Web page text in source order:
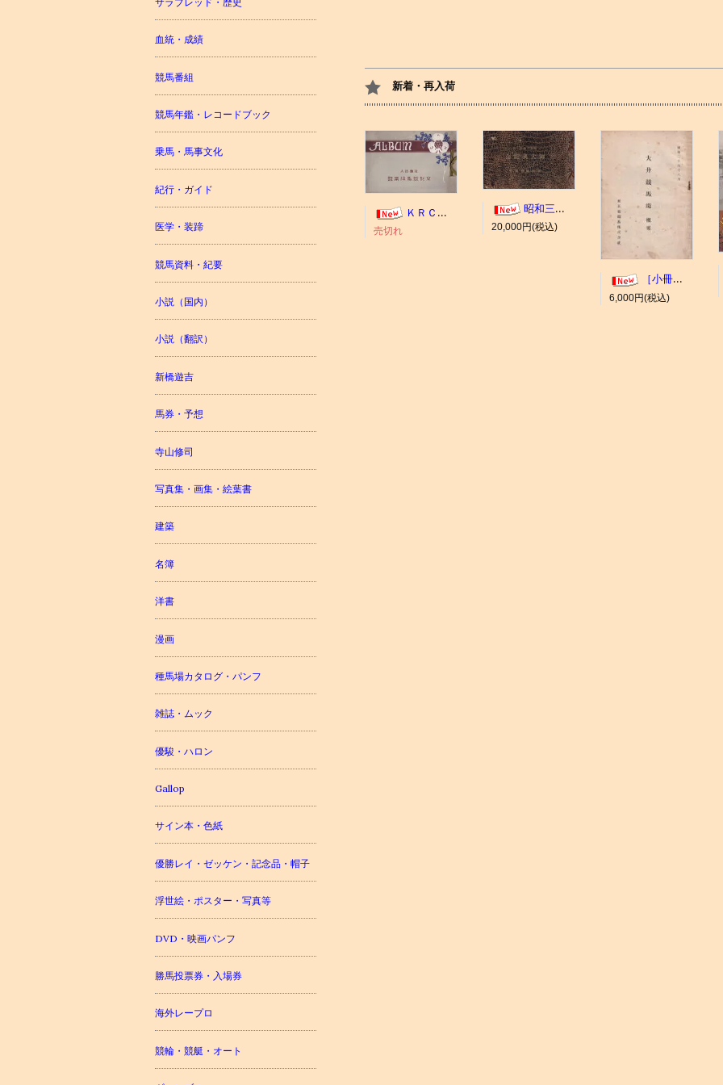
新着・再入荷
ＫＲＣ ＡＬＢＵＭ（京都競馬場写真帖）
売切れ
昭和三年十一月 御大典記念
20,000円(税込)
［小冊子］大井競馬場 概要
6,000円(税込)
血統・成績
競馬番組
競馬年鑑・レコードブック
乗馬・馬事文化
紀行・ガイド
医学・装蹄
競馬資料・紀要
小説（国内）
小説（翻訳）
新橋遊吉
馬券・予想
寺山修司
写真集・画集・絵葉書
建築
名簿
洋書
漫画
種馬場カタログ・パンフ
雑誌・ムック
優駿・ハロン
Gallop
サイン本・色紙
優勝レイ・ゼッケン・記念品・帽子
浮世絵・ポスター・写真等
DVD・映画パンフ
勝馬投票券・入場券
海外レープロ
競輪・競艇・オート